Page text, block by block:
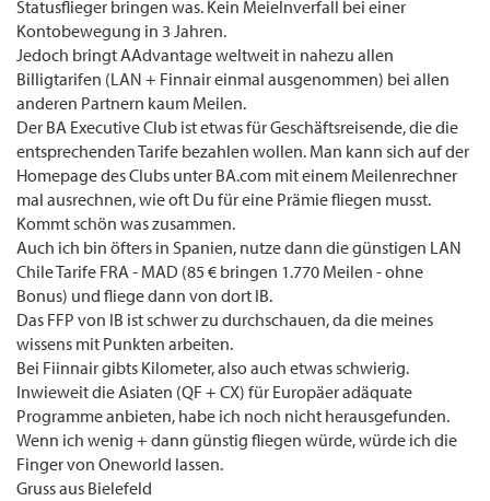
Statusflieger bringen was. Kein Meielnverfall bei einer
Kontobewegung in 3 Jahren.
Jedoch bringt AAdvantage weltweit in nahezu allen
Billigtarifen (LAN + Finnair einmal ausgenommen) bei allen
anderen Partnern kaum Meilen.
Der BA Executive Club ist etwas für Geschäftsreisende, die die
entsprechenden Tarife bezahlen wollen. Man kann sich auf der
Homepage des Clubs unter BA.com mit einem Meilenrechner
mal ausrechnen, wie oft Du für eine Prämie fliegen musst.
Kommt schön was zusammen.
Auch ich bin öfters in Spanien, nutze dann die günstigen LAN
Chile Tarife FRA - MAD (85 € bringen 1.770 Meilen - ohne
Bonus) und fliege dann von dort IB.
Das FFP von IB ist schwer zu durchschauen, da die meines
wissens mit Punkten arbeiten.
Bei Fiinnair gibts Kilometer, also auch etwas schwierig.
Inwieweit die Asiaten (QF + CX) für Europäer adäquate
Programme anbieten, habe ich noch nicht herausgefunden.
Wenn ich wenig + dann günstig fliegen würde, würde ich die
Finger von Oneworld lassen.
Gruss aus Bielefeld